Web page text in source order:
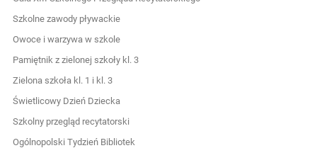
Szkolne zawody pływackie
Owoce i warzywa w szkole
Pamiętnik z zielonej szkoły kl. 3
Zielona szkoła kl. 1 i kl. 3
Świetlicowy Dzień Dziecka
Szkolny przegląd recytatorski
Ogólnopolski Tydzień Bibliotek